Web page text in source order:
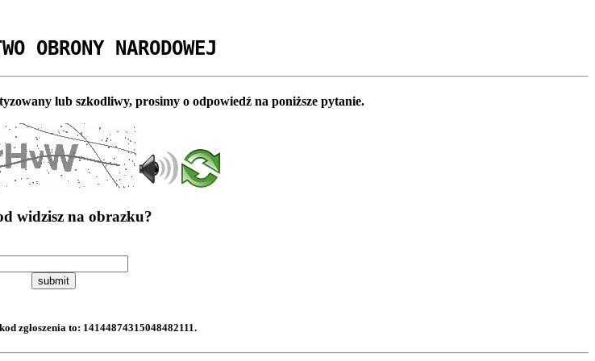
OBRONY NARODOWEJ
lub szkodliwy, prosimy o odpowiedź na poniższe pytanie.
widzisz na obrazku?
submit
zgłoszenia to: 14144874315048482111.